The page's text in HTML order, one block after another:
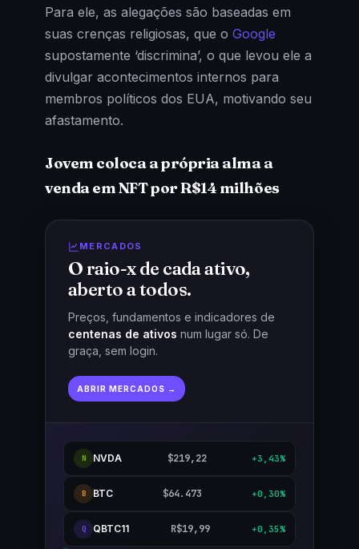
Para ele, as alegações são baseadas em
suas crenças religiosas, que o Google
supostamente ‘discrimina’, o que levou ele a
divulgar acontecimentos internos para
membros políticos dos EUA, motivando seu
afastamento.
Jovem coloca a própria alma a
venda em NFT por R$14 milhões
MERCADOS
O raio-x de cada ativo,
aberto a todos.
Preços, fundamentos e indicadores de
centenas de ativos num lugar só. De
graça, sem login.
ABRIR MERCADOS →
N NVDA $219,22 +3,43%
B BTC $64.473 +0,30%
Q QBTC11 R$19,99 +0,35%